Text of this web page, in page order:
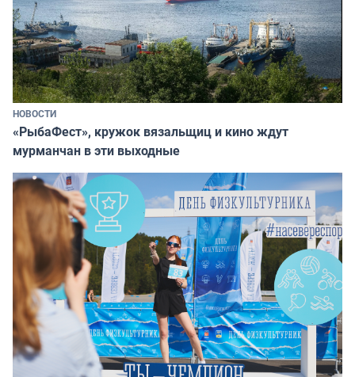
НОВОСТИ
«РыбаФест», кружок вязальщиц и кино ждут
мурманчан в эти выходные